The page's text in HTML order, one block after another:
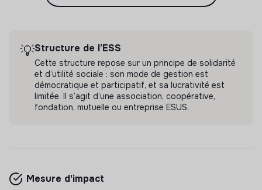
💡Structure de l’ESS
Cette structure repose sur un principe de solidarité
et d’utilité sociale : son mode de gestion est
démocratique et participatif, et sa lucrativité est
limitée. Il s’agit d’une association, coopérative,
fondation, mutuelle ou entreprise ESUS.
Mesure d'impact